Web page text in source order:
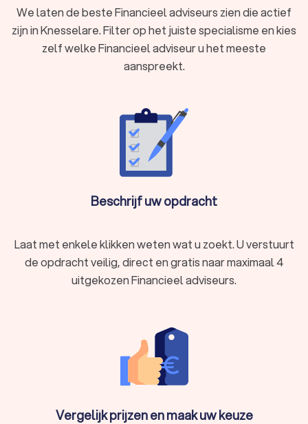
We laten de beste Financieel adviseurs zien die actief
zijn in Knesselare. Filter op het juiste specialisme en kies
zelf welke Financieel adviseur u het meeste
aanspreekt.
Beschrijf uw opdracht
Laat met enkele klikken weten wat u zoekt. U verstuurt
de opdracht veilig, direct en gratis naar maximaal 4
uitgekozen Financieel adviseurs.
Vergelijk prijzen en maak uw keuze